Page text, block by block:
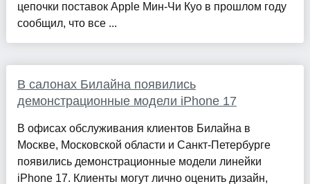
цепочки поставок Apple Мин-Чи Куо в прошлом году
сообщил, что все ...
В салонах Билайна появились
демонстрационные модели iPhone 17
В офисах обслуживания клиентов Билайна в
Москве, Московской области и Санкт-Петербурге
появились демонстрационные модели линейки
iPhone 17. Клиенты могут лично оценить дизайн,